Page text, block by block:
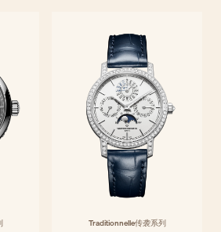
传袭系列
了日内瓦制表艺术的伟大传统，这一传统凝聚
不懈追求。代代相传的精湛工艺在每一款时计
技术与卓越工艺。
Traditionnelle传袭系列